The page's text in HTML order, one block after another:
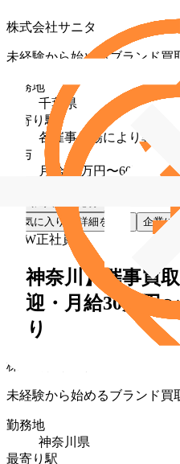
株式会社サニタ
未経験から始めるブランド買
勤務地
千葉県
最寄り駅
各催事会場により異な
給与
月給 30万円〜60万円（
お気に入り
詳細を見る 企業に
NEW正社員
【神奈川】催事買
歓迎・月給30万円
あり
株式会社サニタ
未経験から始めるブランド買
勤務地
神奈川県
最寄り駅